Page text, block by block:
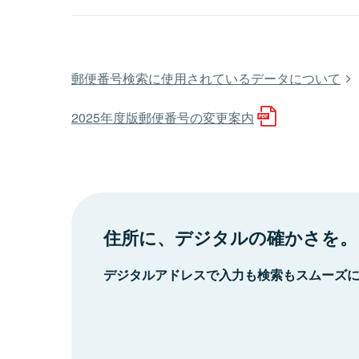
郵便番号検索に使用されているデータについて
2025年度版郵便番号の変更案内
住所に、デジタルの確かさを。
デジタルアドレスで入力も検索もスムーズ